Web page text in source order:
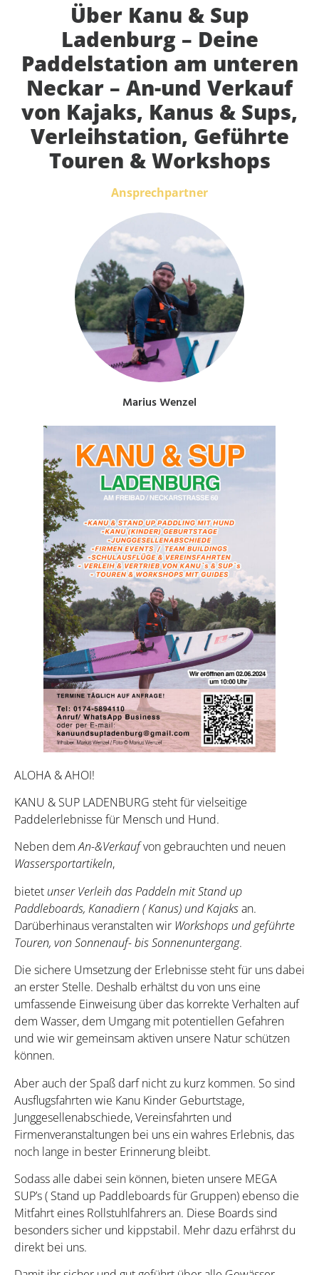
Über Kanu & Sup
Ladenburg – Deine
Paddelstation am unteren
Neckar – An-und Verkauf
von Kajaks, Kanus & Sups,
Verleihstation, Geführte
Touren & Workshops
ALOHA & AHOI!
KANU & SUP LADENBURG steht für vielseitige
Paddelerlebnisse für Mensch und Hund.
Neben demAn-&Verkaufvon gebrauchten und neuen
Wassersportartikeln,
bietet unser Verleih das Paddeln mit Stand up
Paddleboards, Kanadiern ( Kanus) und Kajaksan.
Darüberhinaus veranstalten wir Workshops und geführte
Touren, von Sonnenauf- bis Sonnenuntergang.
Die sichere Umsetzung der Erlebnisse steht für uns dabei
an erster Stelle. Deshalb erhältst du von uns eine
umfassende Einweisung über das korrekte Verhalten auf
dem Wasser, dem Umgang mit potentiellen Gefahren
und wie wir gemeinsam aktiven unsere Natur schützen
können.
Aber auch der Spaß darf nicht zu kurz kommen. So sind
Ausflugsfahrten wie Kanu Kinder Geburtstage,
Junggesellenabschiede, Vereinsfahrten und
Firmenveranstaltungen bei uns ein wahres Erlebnis, das
noch lange in bester Erinnerung bleibt.
Sodass alle dabei sein können, bieten unsere MEGA
SUP’s ( Stand up Paddleboards für Gruppen) ebenso die
Mitfahrt eines Rollstuhlfahrers an. Diese Boards sind
besonders sicher und kippstabil. Mehr dazu erfährst du
direkt bei uns.
Ansprechpartner
Marius Wenzel